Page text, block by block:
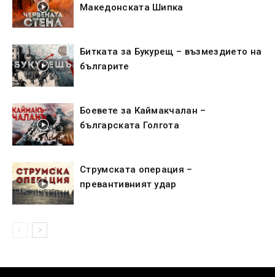
Македонската Шипка
Битката за Букурещ – възмездието на
българите
Боевете за Каймакчалан –
българската Голгота
Струмската операция –
превантивният удар